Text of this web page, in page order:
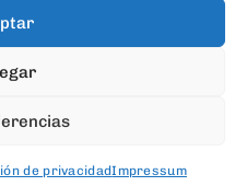
de privacidadImpressum